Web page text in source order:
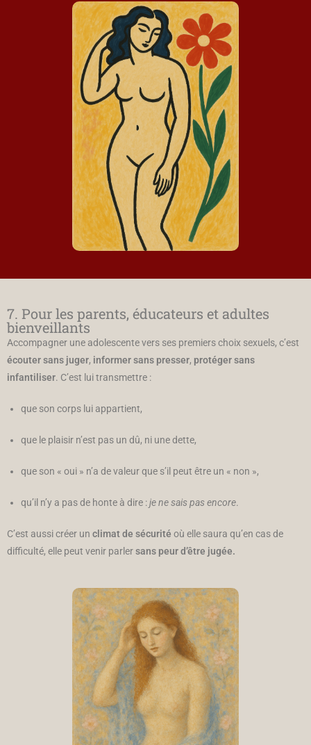
7. Pour les parents, éducateurs et adultes
bienveillants
Accompagner une adolescente vers ses premiers choix sexuels, c’est
écouter sans juger, informer sans presser, protéger sans
infantiliser. C’est lui transmettre :
que son corps lui appartient,
que le plaisir n’est pas un dû, ni une dette,
que son « oui » n’a de valeur que s’il peut être un « non »,
qu’il n’y a pas de honte à dire :je ne sais pas encore.
C’est aussi créer un climat de sécurité où elle saura qu’en cas de
difficulté, elle peut venir parlersans peur d’être jugée.